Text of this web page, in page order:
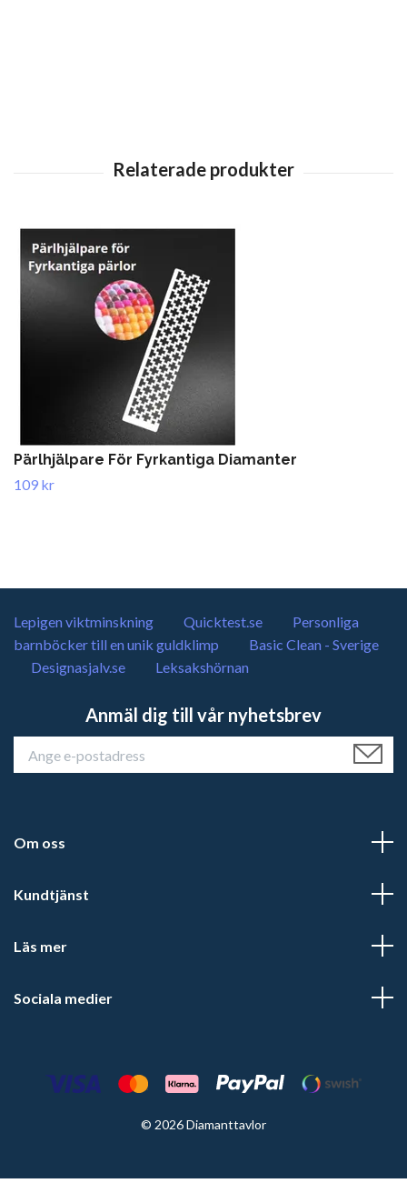
Pärlhjälpare För Fyrkantiga Diamanter
109 kr
Lepigen viktminskning Quicktest.se
Personliga
barnböcker till en unik guldklimp
Basic Clean - Sverige
Designasjalv.se
Leksakshörnan
Anmäl dig till vår nyhetsbrev
Om oss
Kundtjänst
Läs mer
Sociala medier
© 2026 Diamanttavlor